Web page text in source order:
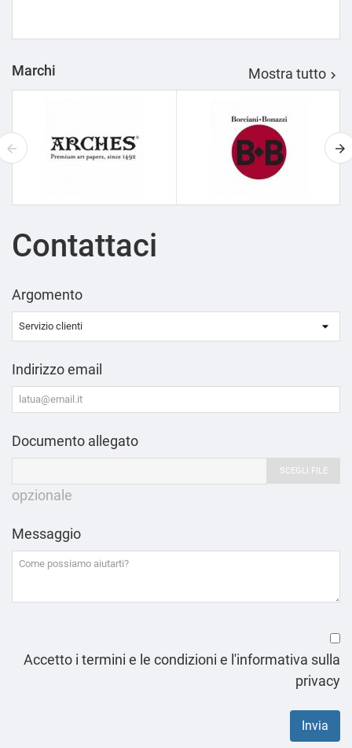
Marchi Mostra tutto 
Contattaci
Argomento
Indirizzo email
Documento allegato
SCEGLI FILE
opzionale
Messaggio
Accetto i termini e le condizioni e l'informativa sulla
privacy